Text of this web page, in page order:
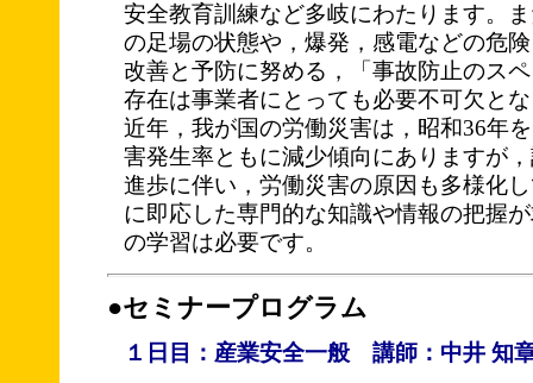
安全教育訓練など多岐にわたります。
の足場の状態や，爆発，感電などの危
改善と予防に努める，「事故防止のス
存在は事業者にとっても必要不可欠と
近年，我が国の労働災害は，昭和36年
害発生率ともに減少傾向にありますが
進歩に伴い，労働災害の原因も多様化
に即応した専門的な知識や情報の把握
の学習は必要です。
●セミナープログラム
１日目：産業安全一般 講師：中井 知